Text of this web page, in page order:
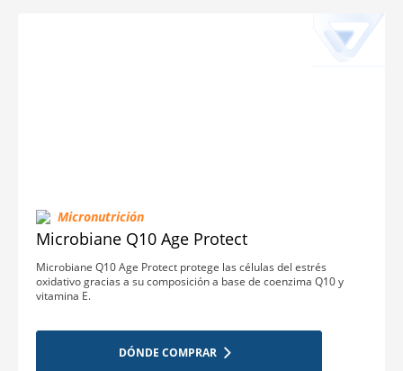
Micronutrición
Microbiane Q10 Age Protect
Microbiane Q10 Age Protect protege las células del estrés
oxidativo gracias a su composición a base de coenzima Q10 y
vitamina E.
DÓNDE COMPRAR